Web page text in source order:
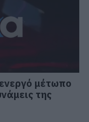
μέτωπο
της